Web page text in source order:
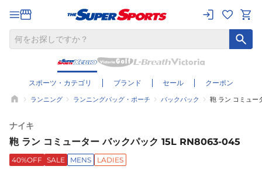
スポーツ・カテゴリ ブランド セール クーポン
ランニング ランニングバッグ・ポーチ バックパック 鞄 ラン コミュー
ナイキ
鞄 ラン コミューター バックパック 15L RN8063-045
40%OFF SALE MENS LADIES